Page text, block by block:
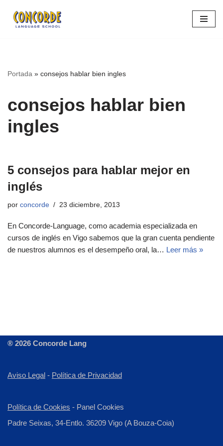
Saltar
Portada » consejos hablar bien ingles
consejos hablar bien
ingles
5 consejos para hablar mejor en
inglés
por concorde 23 diciembre, 2013
En Concorde-Language, como academia especializada en
cursos de inglés en Vigo sabemos que la gran cuenta pendiente
de nuestros alumnos es el desempeño oral, la… Leer más »
® 2026 Concorde Lang
Aviso Legal - Política de Privacidad
Política de Cookies - Panel Cookies
Padre Seixas, 34-Entlo. 36209 Vigo (A Bouza-Coia)